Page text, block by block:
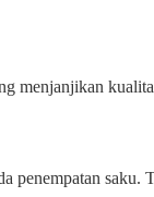
menjanjikan
penempatan saku.